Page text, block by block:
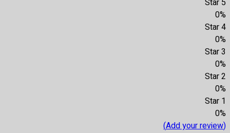
5 Star
0%
4 Star
0%
3 Star
0%
2 Star
0%
1 Star
0%
(Add your review)